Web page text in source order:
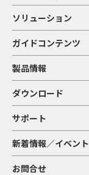
ソリューション
ガイドコンテンツ
製品情報
ダウンロード
サポート
新着情報／イベント
お問合せ